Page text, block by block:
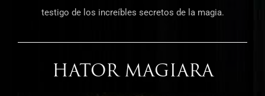
testigo de los increíbles secretos de la magia.
HATOR MAGIARA